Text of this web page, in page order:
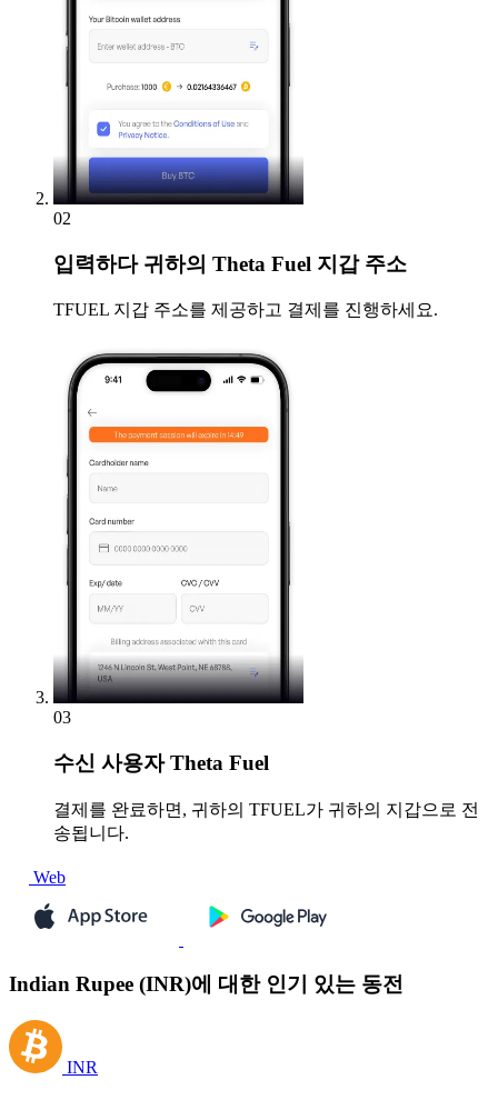
02
입력하다귀하의 Theta Fuel 지갑 주소
TFUEL 지갑 주소를 제공하고 결제를 진행하세요.
03
수신 사용자 Theta Fuel
결제를 완료하면, 귀하의 TFUEL가 귀하의 지갑으로 전
송됩니다.
Web
Indian Rupee (INR)에 대한 인기 있는 동전
INR